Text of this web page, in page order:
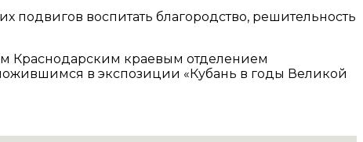
подвигов воспитать благородство, решительность
Краснодарским краевым отделением
в экспозиции «Кубань в годы Великой